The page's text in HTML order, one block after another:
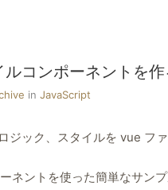
コンポーネントを作
in JavaScript
ジック、スタイルを vue フ
ネントを使った簡単なサン